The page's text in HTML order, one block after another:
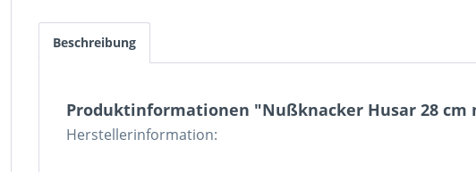
Beschreibung
Produktinformationen "Nußknacker Husar 28 cm
Herstellerinformation: